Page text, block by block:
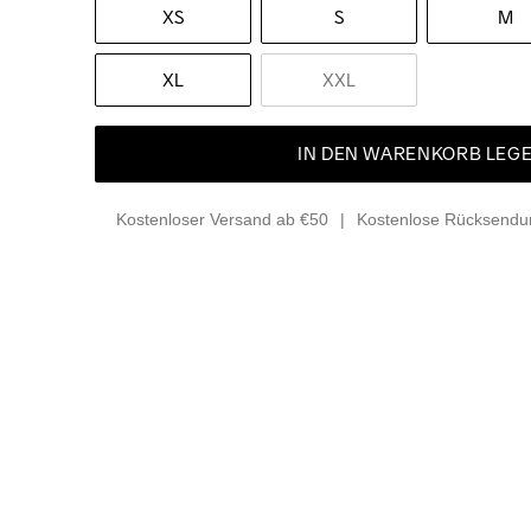
XS S M
XL XXL
IN DEN WARENKORB
Kostenloser Versand ab €50 Kostenlose